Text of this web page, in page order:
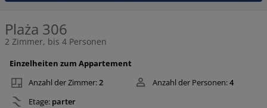
Plaża 306
2 Zimmer, bis 4 Personen
Einzelheiten zum Appartement
Anzahl der Zimmer:2 Anzahl der Personen:4
Etage: parter